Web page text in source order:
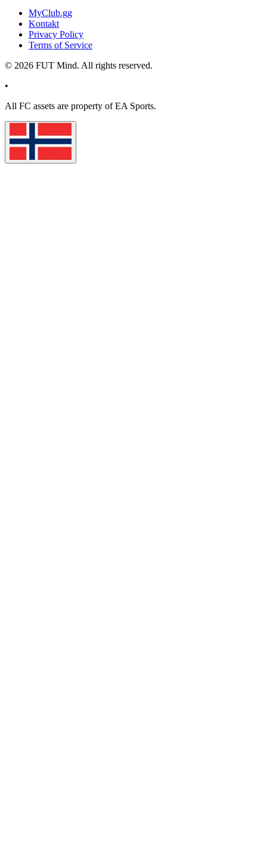
MyClub.gg
Kontakt
Privacy Policy
Terms of Service
© 2026 FUT Mind. All rights reserved.
•
All FC assets are property of EA Sports.